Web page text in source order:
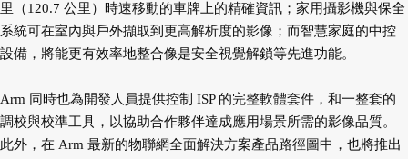
里（120.7 公里）時速移動的車牌上的精確資訊；家用攝影機與保全
系統可在室內與戶外擷取到更高解析度的影像；而智慧家庭的中控
設備，將能更有效率地整合像是安全視覺解鎖等先進功能。
Arm 同時也為開發人員提供控制 ISP 的完整軟體套件，和一整套的
調校與校準工具，以協助合作夥伴達成應用場景所需的影像品質。
此外，在 Arm 最新的物聯網全面解決方案產品路徑圖中，也將推出